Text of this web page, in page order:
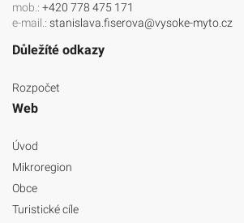
mob.: +420 778 475 171
e-mail.: stanislava.fiserova@vysoke-myto.cz
Důležíté odkazy
Rozpočet
Web
Úvod
Mikroregion
Obce
Turistické cíle